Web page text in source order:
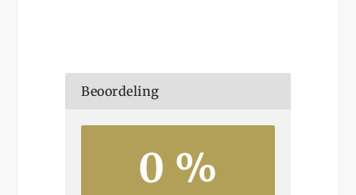
Beoordeling
0 %